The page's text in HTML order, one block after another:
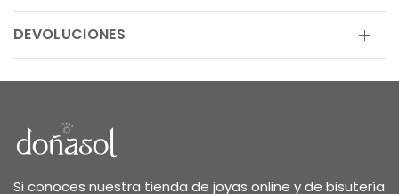
DEVOLUCIONES
Si conoces nuestra tienda de joyas online y de bisutería